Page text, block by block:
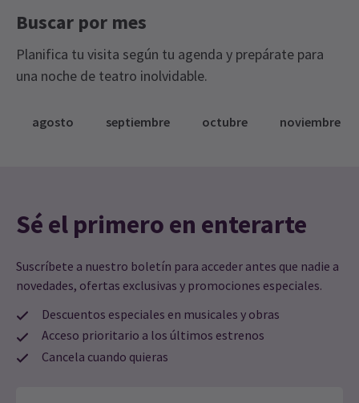
Buscar por mes
Planifica tu visita según tu agenda y prepárate para
una noche de teatro inolvidable.
agosto septiembre octubre noviembre
Sé el primero en enterarte
Suscríbete a nuestro boletín para acceder antes que nadie a
novedades, ofertas exclusivas y promociones especiales.
Descuentos especiales en musicales y obras
Acceso prioritario a los últimos estrenos
Cancela cuando quieras